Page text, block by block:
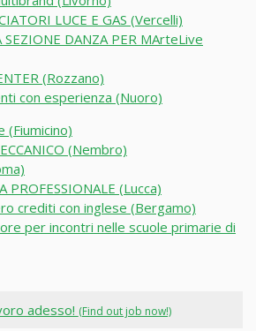
LUCE E GAS (Vercelli)
SEZIONE DANZA PER MArteLive
(Rozzano)
con esperienza (Nuoro)
(Nembro)
PROFESSIONALE (Lucca)
crediti con inglese (Bergamo)
per incontri nelle scuole primarie di
adesso! (Find out job now!)